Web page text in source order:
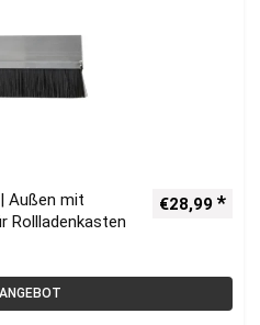
Außen mit
Rollladenkasten
€28,99